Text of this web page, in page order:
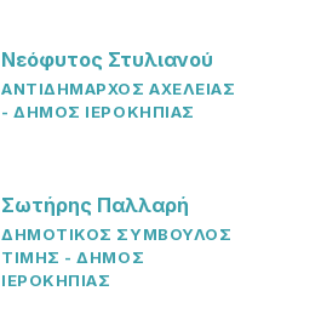
Νεόφυτος Στυλιανού
ΑΝΤΙΔΗΜΑΡΧΟΣ ΑΧΕΛΕΙΑΣ
- ΔΗΜΟΣ ΙΕΡΟΚΗΠΙΑΣ
Σωτήρης Παλλαρή
ΔΗΜΟΤΙΚΟΣ ΣΥΜΒΟΥΛΟΣ
ΤΙΜΗΣ - ΔΗΜΟΣ
ΙΕΡΟΚΗΠΙΑΣ